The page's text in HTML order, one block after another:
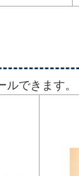
できます。